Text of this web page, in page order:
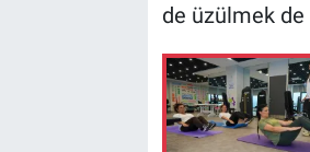
de üzülmek